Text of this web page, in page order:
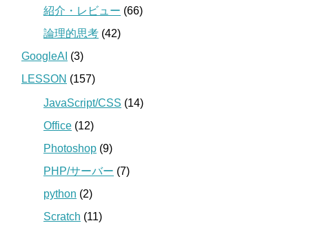
紹介・レビュー (66)
論理的思考 (42)
GoogleAI (3)
LESSON (157)
JavaScript/CSS (14)
Office (12)
Photoshop (9)
PHP/サーバー (7)
python (2)
Scratch (11)